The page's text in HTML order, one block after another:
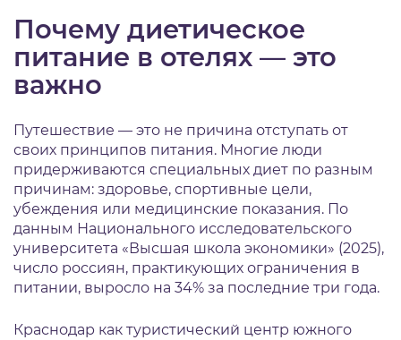
Почему диетическое
питание в отелях — это
важно
Путешествие — это не причина отступать от
своих принципов питания. Многие люди
придерживаются специальных диет по разным
причинам: здоровье, спортивные цели,
убеждения или медицинские показания. По
данным Национального исследовательского
университета «Высшая школа экономики» (2025),
число россиян, практикующих ограничения в
питании, выросло на 34% за последние три года.
Краснодар как туристический центр южного